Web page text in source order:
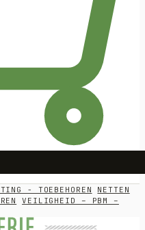
- TOEBEHOREN
NETTEN
VEILIGHEID – PBM –